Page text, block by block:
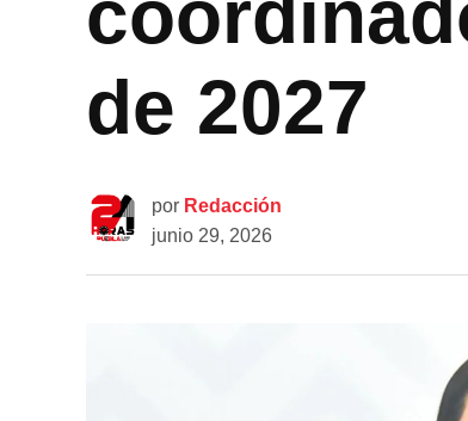
de 2027
por Redacción
junio 29, 2026